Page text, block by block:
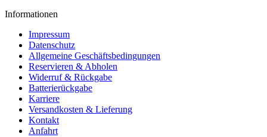
Informationen
Impressum
Datenschutz
Allgemeine Geschäftsbedingungen
Reservieren & Abholen
Widerruf & Rückgabe
Batterierückgabe
Karriere
Versandkosten & Lieferung
Kontakt
Anfahrt